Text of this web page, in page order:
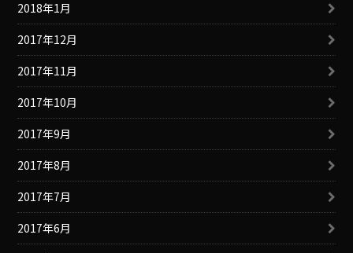
2018年1月
2017年12月
2017年11月
2017年10月
2017年9月
2017年8月
2017年7月
2017年6月